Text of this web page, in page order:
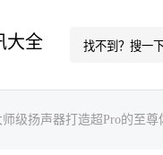
大全
级扬声器打造超Pro的至尊